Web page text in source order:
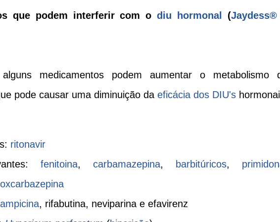
que podem interferir com odiu hormonal (Jaydess®
medicamentos podem aumentar o metabolismo
pode causar uma diminuição da eficácia dos DIU's
ritonavir
fenitoina, carbamazepina, barbitúricos,
oxcarbazepina
, rifabutina, neviparina e efavirenz